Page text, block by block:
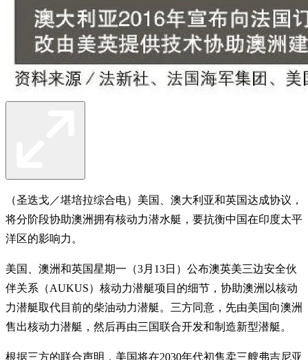
（圣迭戈／堪培拉综合电）美国、澳大利亚和英国达成协议，
将分阶段协助澳洲拥有核动力潜水艇，要抗衡中国在印度太平
洋区的影响力。
美国、澳洲和英国星期一（3月13日）公布澳英美三边安全伙
伴关系（AUKUS）核动力潜艇项目的细节，协助澳洲以核动
力潜艇取代目前的柴油动力潜艇。三方同意，先由美国向澳洲
售出核动力潜艇，然后再由三国联合开发和制造新型潜艇。
根据三方的联合声明，美国将在2030年代初售卖三艘弗吉尼亚